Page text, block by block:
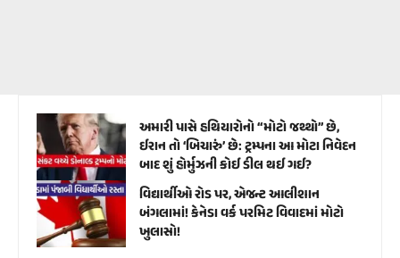
અમારી પાસે હથિયારોનો “મોટો જથ્થો” છે,
ઈરાન તો ‘બિચારું’ છે: ટ્રમ્પના આ મોટા નિવેદન
બાદ શું હોર્મુઝની કોઈ ડીલ થઈ ગઈ?
વિદ્યાર્થીઓ રોડ પર, એજન્ટ આલીશાન
બંગલામાં! કેનેડા વર્ક પરમિટ વિવાદમાં મોટો
ખુલાસો!